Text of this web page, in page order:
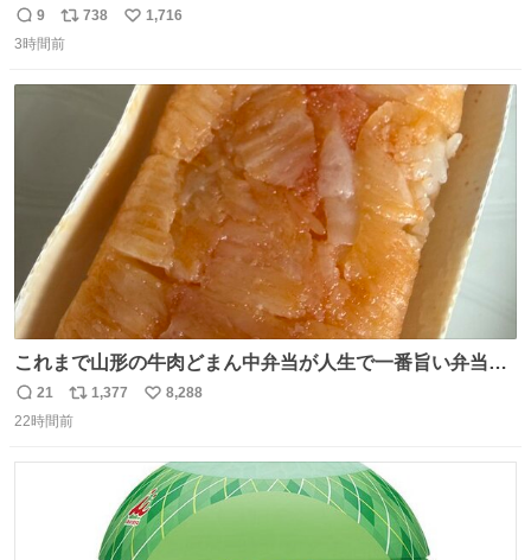
返
信
9
リ
ポ
738
い
数
1,716
3時間前
これまで山形の牛肉どまん中弁当が人生で一番旨い弁当だ
ったのだが、それを遥かに超える弁当発見。 個人的に駅弁
＆空弁ランキングぶっち切りで首位を独走しているお弁当
れてるクルーの方は駅での購入が断然オススメです👍 #え
んがわ明太寿司
返
信
21
リ
ポ
1,377
い
数
8,288
22時間前